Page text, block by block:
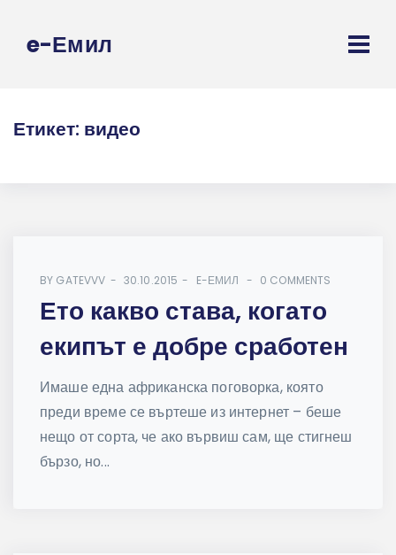
e-Емил
Етикет: видео
BY GATEVVV 30.10.2015 E-ЕМИЛ 0 COMMENTS
Ето какво става, когато
екипът е добре сработен
Имаше една африканска поговорка, която
преди време се въртеше из интернет – беше
нещо от сорта, че ако вървиш сам, ще стигнеш
бързо, но...